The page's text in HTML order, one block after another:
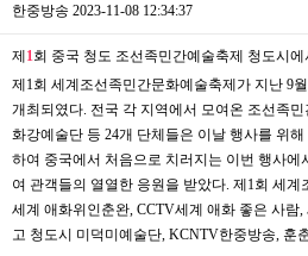
한중방송 2023-11-08 12:34:37
제1 회 중국 청도 조선족민간예술축제 청도시
제1회 세계조선족민간문화예술축제가 지난 9
개최되였다. 전국 각 지역에서 모여온 조선족
화강예술단 등 24개 단체들은 이날 행사를 위
하여 중국에서 처음으로 치러지는 이번 행사
여 관객들의 열열한 응원을 받았다. 제1회 세
세계 애화위인춘완, CCTV세계 애화 좋은 사람
고 청도시 미덕미예술단, KCNTV한중방송, 훈